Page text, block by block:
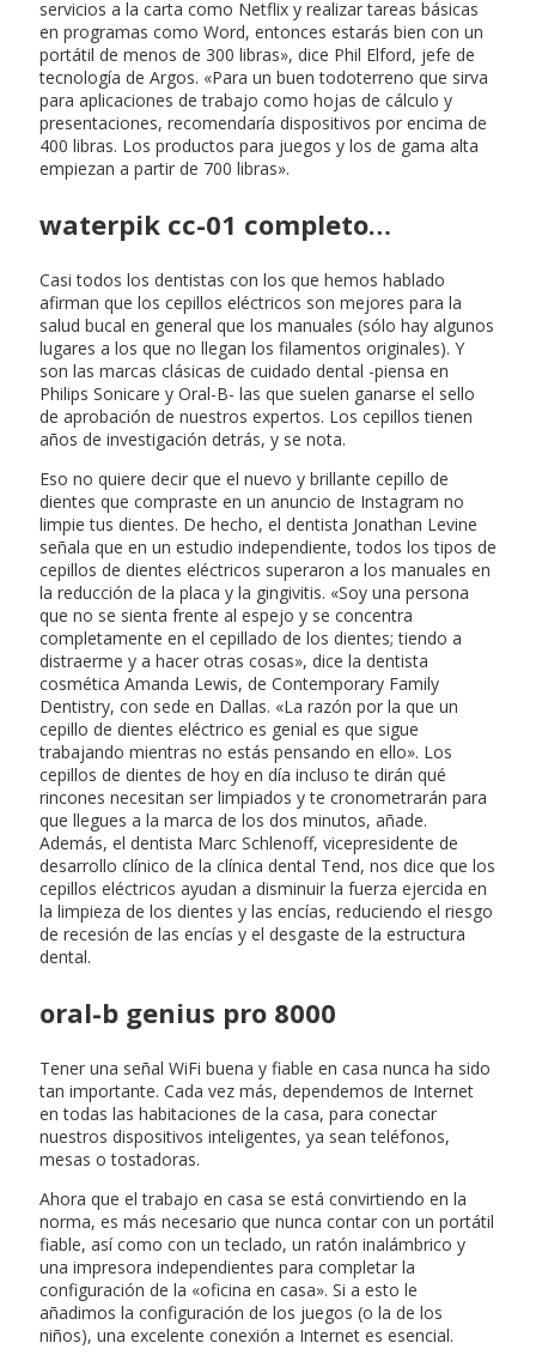
servicios a la carta como Netflix y realizar tareas básicas
en programas como Word, entonces estarás bien con un
portátil de menos de 300 libras», dice Phil Elford, jefe de
tecnología de Argos. «Para un buen todoterreno que sirva
para aplicaciones de trabajo como hojas de cálculo y
presentaciones, recomendaría dispositivos por encima de
400 libras. Los productos para juegos y los de gama alta
empiezan a partir de 700 libras».
waterpik cc-01 completo…
Casi todos los dentistas con los que hemos hablado
afirman que los cepillos eléctricos son mejores para la
salud bucal en general que los manuales (sólo hay algunos
lugares a los que no llegan los filamentos originales). Y
son las marcas clásicas de cuidado dental -piensa en
Philips Sonicare y Oral-B- las que suelen ganarse el sello
de aprobación de nuestros expertos. Los cepillos tienen
años de investigación detrás, y se nota.
Eso no quiere decir que el nuevo y brillante cepillo de
dientes que compraste en un anuncio de Instagram no
limpie tus dientes. De hecho, el dentista Jonathan Levine
señala que en un estudio independiente, todos los tipos de
cepillos de dientes eléctricos superaron a los manuales en
la reducción de la placa y la gingivitis. «Soy una persona
que no se sienta frente al espejo y se concentra
completamente en el cepillado de los dientes; tiendo a
distraerme y a hacer otras cosas», dice la dentista
cosmética Amanda Lewis, de Contemporary Family
Dentistry, con sede en Dallas. «La razón por la que un
cepillo de dientes eléctrico es genial es que sigue
trabajando mientras no estás pensando en ello». Los
cepillos de dientes de hoy en día incluso te dirán qué
rincones necesitan ser limpiados y te cronometrarán para
que llegues a la marca de los dos minutos, añade.
Además, el dentista Marc Schlenoff, vicepresidente de
desarrollo clínico de la clínica dental Tend, nos dice que los
cepillos eléctricos ayudan a disminuir la fuerza ejercida en
la limpieza de los dientes y las encías, reduciendo el riesgo
de recesión de las encías y el desgaste de la estructura
dental.
oral-b genius pro 8000
Tener una señal WiFi buena y fiable en casa nunca ha sido
tan importante. Cada vez más, dependemos de Internet
en todas las habitaciones de la casa, para conectar
nuestros dispositivos inteligentes, ya sean teléfonos,
mesas o tostadoras.
Ahora que el trabajo en casa se está convirtiendo en la
norma, es más necesario que nunca contar con un portátil
fiable, así como con un teclado, un ratón inalámbrico y
una impresora independientes para completar la
configuración de la «oficina en casa». Si a esto le
añadimos la configuración de los juegos (o la de los
niños), una excelente conexión a Internet es esencial.